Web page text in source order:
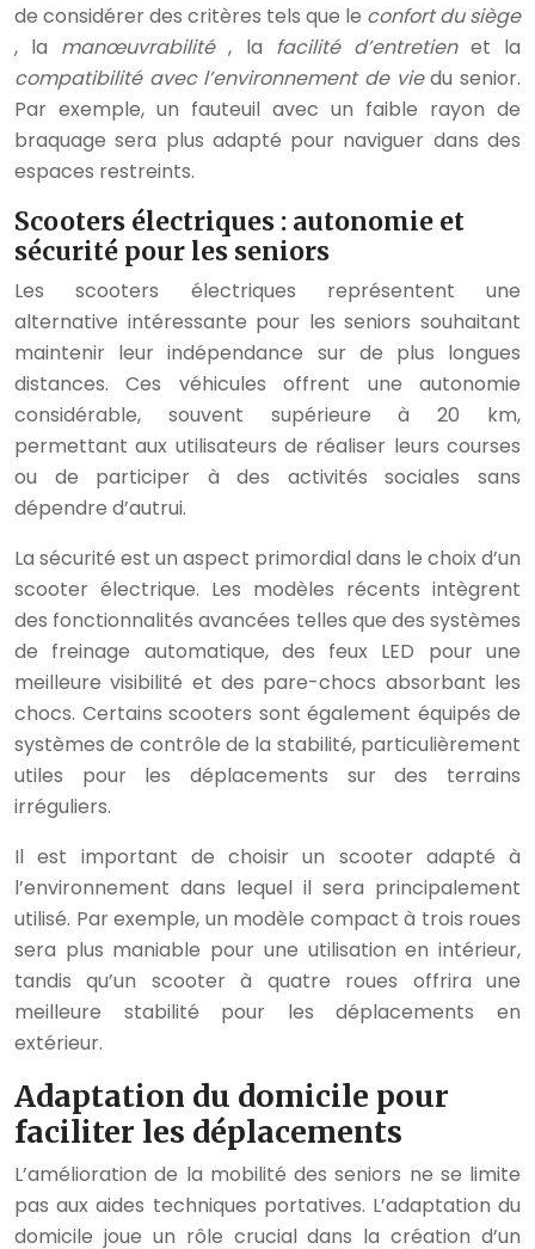
de considérer des critères tels que le confort du siège
, la manœuvrabilité, la facilité d’entretien et la
compatibilité avec l’environnement de viedu senior.
Par exemple, un fauteuil avec un faible rayon de
braquage sera plus adapté pour naviguer dans des
espaces restreints.
Scooters électriques : autonomie et
sécurité pour les seniors
Les scooters électriques représentent une
alternative intéressante pour les seniors souhaitant
maintenir leur indépendance sur de plus longues
distances. Ces véhicules offrent une autonomie
considérable, souvent supérieure à 20 km,
permettant aux utilisateurs de réaliser leurs courses
ou de participer à des activités sociales sans
dépendre d’autrui.
La sécurité est un aspect primordial dans le choix d’un
scooter électrique. Les modèles récents intègrent
des fonctionnalités avancées telles que des systèmes
de freinage automatique, des feux LED pour une
meilleure visibilité et des pare-chocs absorbant les
chocs. Certains scooters sont également équipés de
systèmes de contrôle de la stabilité, particulièrement
utiles pour les déplacements sur des terrains
irréguliers.
Il est important de choisir un scooter adapté à
l’environnement dans lequel il sera principalement
utilisé. Par exemple, un modèle compact à trois roues
sera plus maniable pour une utilisation en intérieur,
tandis qu’un scooter à quatre roues offrira une
meilleure stabilité pour les déplacements en
extérieur.
Adaptation du domicile pour
faciliter les déplacements
L’amélioration de la mobilité des seniors ne se limite
pas aux aides techniques portatives. L’adaptation du
domicile joue un rôle crucial dans la création d’un